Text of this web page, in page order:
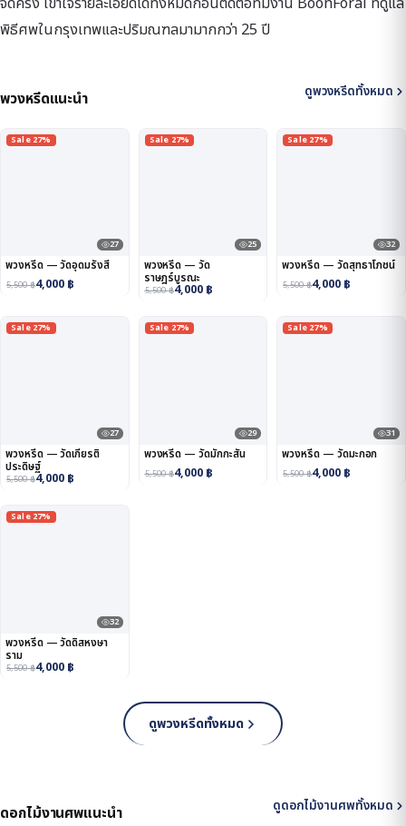
พิธีศพในกรุงเทพและปริมณฑลมามากกว่า 25 ปี
พวงหรีดแนะนำ ดูพวงหรีดทั้งหมด
Sale 27%
27
พวงหรีด — วัดอุดมรังสี
5,500฿4,000 ฿
Sale 27%
25
พวงหรีด — วัด
ราษฎร์บูรณะ
5,500฿4,000 ฿
Sale 27%
32
พวงหรีด — วัดสุทธาโภชน์
5,500฿4,000 ฿
Sale 27%
27
พวงหรีด — วัดเกียรติ
ประดิษฐ์
5,500฿4,000 ฿
Sale 27%
29
พวงหรีด — วัดมักกะสัน
5,500฿4,000 ฿
Sale 27%
31
พวงหรีด — วัดมะกอก
5,500฿4,000 ฿
Sale 27%
32
พวงหรีด — วัดดิสหงษา
ราม
5,500฿4,000 ฿
ดูพวงหรีดทั้งหมด
ดอกไม้งานศพแนะนำ ดูดอกไม้งานศพทั้งหมด